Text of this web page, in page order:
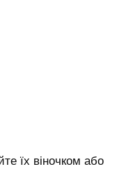
їх віночком або